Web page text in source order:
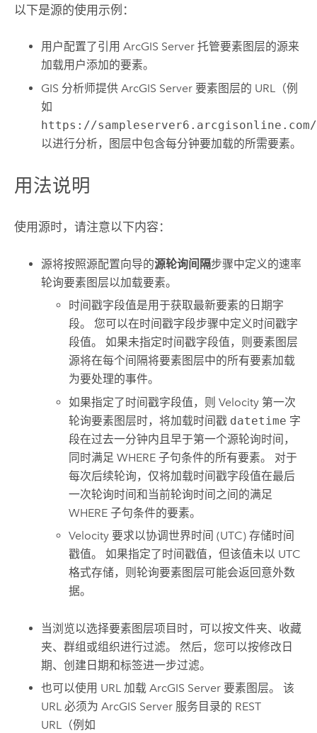
以下是源的使用示例：
用户配置了引用ArcGIS Server 托管要素图层的源来
加载用户添加的要素。
GIS 分析师提供ArcGIS Server 要素图层的 URL（例
如
https://
以进行分析，图层中包含每分钟要加载的所需要素。
用法说明
使用源时，请注意以下内容：
源将按照源配置向导的源轮询间隔步骤中定义的速率
轮询要素图层以加载要素。
时间戳字段值是用于获取最新要素的日期字
段。 您可以在时间戳字段步骤中定义时间戳字
段值。 如果未指定时间戳字段值，则要素图层
源将在每个间隔将要素图层中的所有要素加载
为要处理的事件。
如果指定了时间戳字段值，则Velocity 第一次
轮询要素图层时，将加载时间戳 datetime 字
段在过去一分钟内且早于第一个源轮询时间，
同时满足 WHERE 子句条件的所有要素。 对于
每次后续轮询，仅将加载时间戳字段值在最后
一次轮询时间和当前轮询时间之间的满足
WHERE 子句条件的要素。
Velocity 要求以协调世界时间 (UTC) 存储时间
戳值。 如果指定了时间戳值，但该值未以 UTC
格式存储，则轮询要素图层可能会返回意外数
据。
当浏览以选择要素图层项目时，可以按文件夹、收藏
夹、群组或组织进行过滤。 然后，您可以按修改日
期、创建日期和标签进一步过滤。
也可以使用 URL 加载ArcGIS Server 要素图层。 该
URL 必须为ArcGIS Server 服务目录的 REST
URL（例如